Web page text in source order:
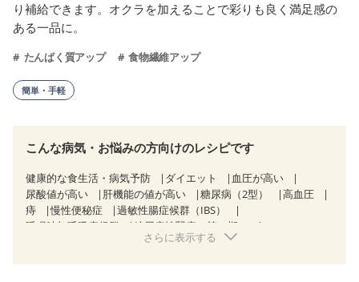
り補給できます。オクラを加えることで彩りも良く満足感の
ある一品に。
たんぱく質アップ 食物繊維アップ
簡単・手軽
こんな病気・お悩みの方向けのレシピです
健康的な食生活・病気予防 ダイエット
血圧が高い
尿酸値が高い
肝機能の値が高い 糖尿病（2型）
高血圧
痔
慢性便秘症
過敏性腸症候群（IBS）
睡眠時無呼吸症候群
糖尿病性腎症（第１期）
糖尿病性腎症（第３期）
さらに表示する